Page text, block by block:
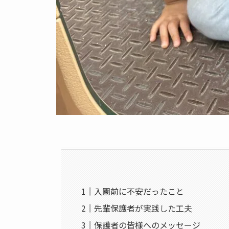
入園前に不安だったこと
先輩保護者が実践した工夫
保護者の皆様へのメッセージ